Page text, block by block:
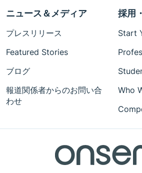
ニュース＆メディア
プレスリリース
Featured Stories
ブログ
報道関係者からのお問い合
わせ
採用
Start
Who